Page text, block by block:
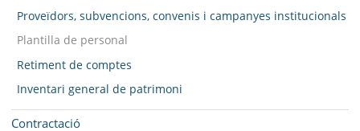
Proveïdors, subvencions, convenis i campanyes institucionals
Plantilla de personal
Retiment de comptes
Inventari general de patrimoni
Contractació